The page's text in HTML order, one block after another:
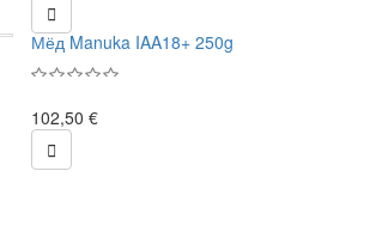

Мёд Manuka IAA18+ 250g
102,50 €
